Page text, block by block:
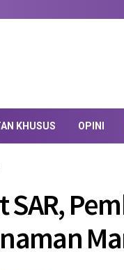
KHUSUS OPINI
SAR,